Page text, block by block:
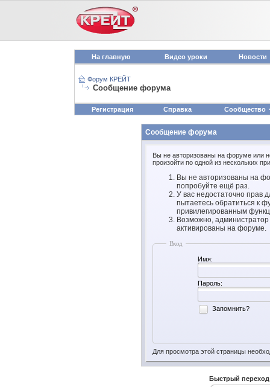
На главную Видео уроки Новости
Форум КРЕЙТ
Сообщение форума
Регистрация Справка Сообщество
Сообщение форума
Вы не авторизованы на форуме или
произойти по одной из нескольких
Вы не авторизованы на
попробуйте ещё раз.
У вас недостаточно прав
пытаетесь обратиться к
привилегированным
Возможно,
активированы на форуме.
Вход
Имя:
Пароль:
Запомнить?
Для просмотра этой страницы
Быстрый переход